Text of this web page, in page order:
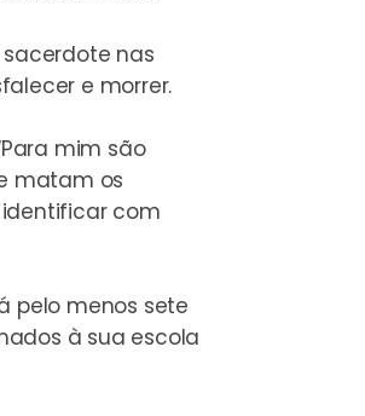
nas
e morrer.
mim são
matam os
com
pelo menos sete
à sua escola